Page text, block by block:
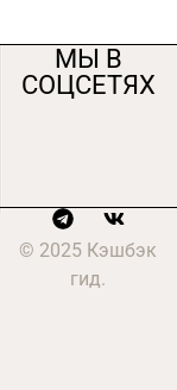
МЫ В
СОЦСЕТЯХ
© 2025 Кэшбэк
гид.